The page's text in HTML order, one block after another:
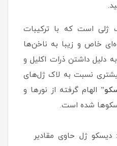
ژلی است که با ترکیبات
خاص و زیبا به ناخن‌ها
دلیل داشتن ذرات اکلیل و
نسبت به لاک ژل‌های
” الهام گرفته از نورها و
شده است.
دیسکو ژل حاوی مقادیر